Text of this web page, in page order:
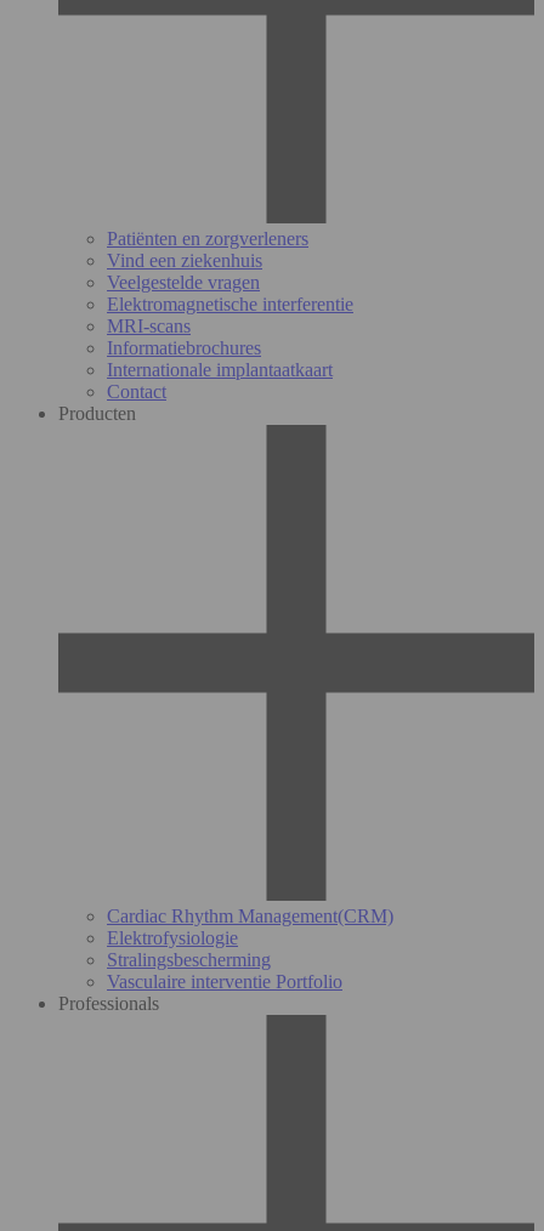
Patiënten en zorgverleners
Vind een ziekenhuis
Veelgestelde vragen
Elektromagnetische interferentie
MRI-scans
Informatiebrochures
Internationale implantaatkaart
Contact
Producten
Cardiac Rhythm Management(CRM)
Elektrofysiologie
Stralingsbescherming
Vasculaire interventie Portfolio
Professionals